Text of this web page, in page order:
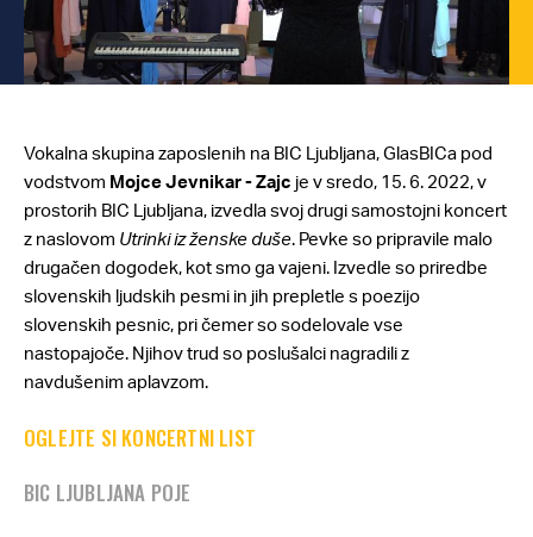
Vokalna skupina zaposlenih na BIC Ljubljana, GlasBICa pod
vodstvom Mojce Jevnikar - Zajc je v sredo, 15. 6. 2022, v
prostorih BIC Ljubljana, izvedla svoj drugi samostojni koncert
z naslovom Utrinki iz ženske duše. Pevke so pripravile malo
drugačen dogodek, kot smo ga vajeni. Izvedle so priredbe
slovenskih ljudskih pesmi in jih prepletle s poezijo
slovenskih pesnic, pri čemer so sodelovale vse
nastopajoče. Njihov trud so poslušalci nagradili z
navdušenim aplavzom.
OGLEJTE SI KONCERTNI LIST
BIC LJUBLJANA POJE